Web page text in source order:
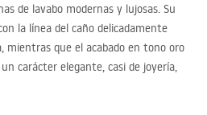
de lavabo modernas y lujosas. Su
la línea del caño delicadamente
mientras que el acabado en tono oro
carácter elegante, casi de joyería,